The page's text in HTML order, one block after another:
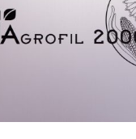
RÉSZLETEK